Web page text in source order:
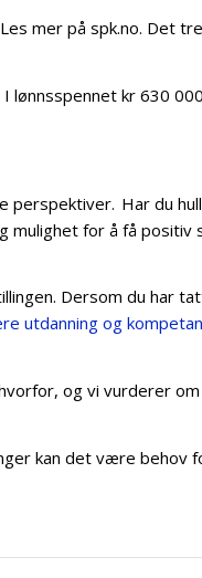
mer på spk.no. Det
lønnsspennet kr 630
Har du hull
for å få positiv
Dersom du har
utdanning og
og vi vurderer om
kan det være behov